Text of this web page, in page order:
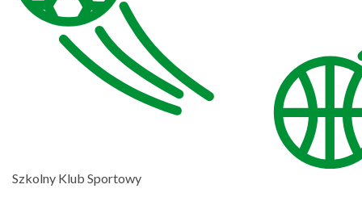
Szkolny Klub Sportowy